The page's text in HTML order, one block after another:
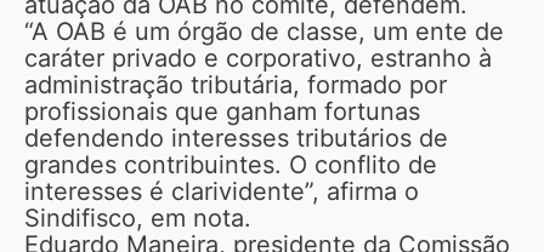
“A OAB é um órgão de classe, um ente de
caráter privado e corporativo, estranho à
administração tributária, formado por
profissionais que ganham fortunas
defendendo interesses tributários de
grandes contribuintes. O conflito de
interesses é clarividente”, afirma o
Sindifisco, em nota.
Eduardo Maneira, presidente da Comissão